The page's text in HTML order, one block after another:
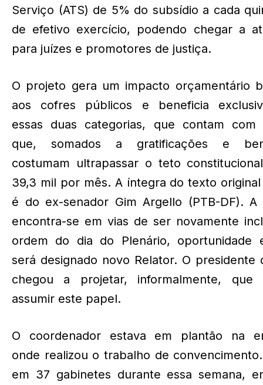
Serviço (ATS) de 5% do subsídio a cada
de efetivo exercício, podendo chegar a
para juízes e promotores de justiça.
O projeto gera um impacto orçamentário
aos cofres públicos e beneficia
essas duas categorias, que contam com
que, somados a gratificações e
costumam ultrapassar o teto
39,3 mil por mês. A íntegra do texto original
é do ex-senador Gim Argello (PTB-DF). A
encontra-se em vias de ser novamente
ordem do dia do Plenário, oportunidade
será designado novo Relator. O presidente
chegou a projetar, informalmente, que
assumir este papel.
O coordenador estava em plantão na
onde realizou o trabalho de
em 37 gabinetes durante essa semana,